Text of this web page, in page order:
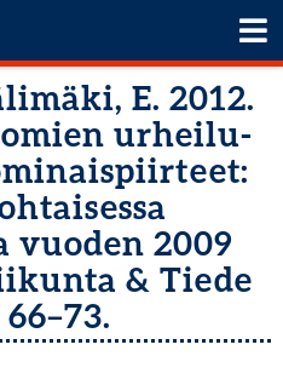
E. 2012.
urheilu-
vuoden 2009
& Tiede